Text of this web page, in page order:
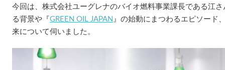
今回は、株式会社ユーグレナのバイオ燃料事業課長である江
る背景や『 GREEN OIL JAPAN 』の始動にまつわるエピソード
来について伺いました。